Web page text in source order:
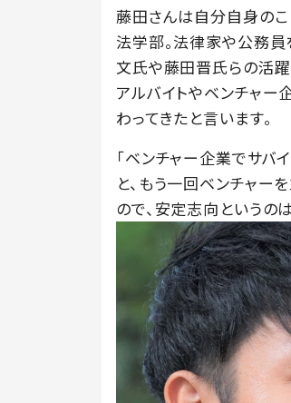
藤田さんは自分自身のこ
法学部。法律家や公務員
文氏や藤田晋氏らの活躍
アルバイトやベンチャー
わってきたと言います。
「ベンチャー企業でサバ
と、もう一回ベンチャー
ので、安定志向というの